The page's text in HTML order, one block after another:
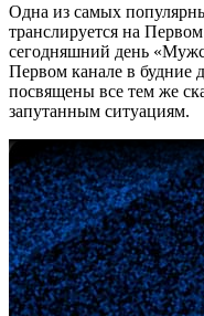
Одна из самых
транслируется на
сегодняшний день
Первом канале в будние
посвящены все тем же
запутанным ситуациям.